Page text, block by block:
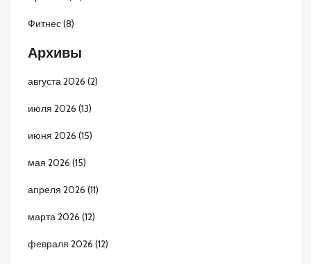
Фитнес(8)
Архивы
августа 2026 (2)
июля 2026 (13)
июня 2026 (15)
мая 2026 (15)
апреля 2026 (11)
марта 2026 (12)
февраля 2026 (12)